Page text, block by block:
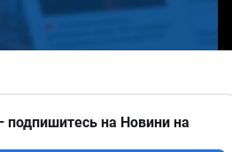
подпишитесь на Новини на